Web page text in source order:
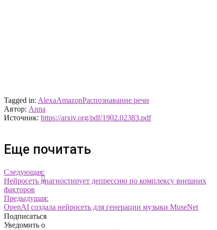
Tagged in: AlexaAmazonРаспознавание речи
Автор: Anna
Источник: https://arxiv.org/pdf/1902.02383.pdf
Еще почитать
Следующая:
Нейросеть диагностирует депрессию по комплексу внешних
факторов
Предыдущая:
OpenAI создала нейросеть для генерации музыки MuseNet
Подписаться
Уведомить о